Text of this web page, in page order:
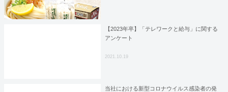
【2023年卒】「テレワークと給与」に関する
アンケート
2021.10.19
当社における新型コロナウイルス感染者の発